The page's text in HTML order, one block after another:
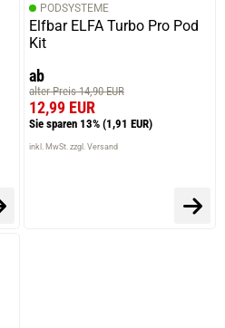
PODSYSTEME
Elfbar ELFA Turbo Pro Pod
Kit
ab
alter Preis 14,90 EUR
12,99 EUR
Sie sparen 13% (1,91 EUR)
inkl. MwSt. zzgl. Versand